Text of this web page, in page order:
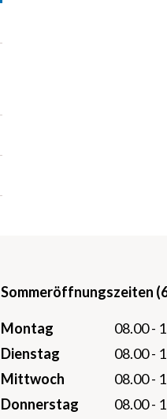
Sommeröffnungszeiten
Montag 08.00 -
Dienstag 08.00 -
Mittwoch 08.00 -
Donnerstag 08.00 -